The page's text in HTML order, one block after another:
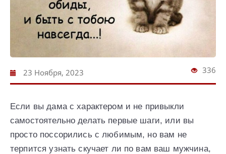
23 Ноября, 2023 336
Если вы дама с характером и не привыкли
самостоятельно делать первые шаги, или вы
просто поссорились с любимым, но вам не
терпится узнать скучает ли по вам ваш мужчина,